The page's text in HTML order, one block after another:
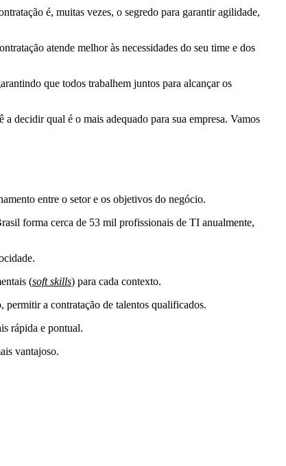
é, muitas vezes, o segredo para garantiragilidade,
atende melhor às necessidades do seu time e dos
que todos trabalhem juntos para alcançar os
decidir qual é o mais adequado para sua empresa. Vamos
entre o setor e os objetivos do negócio.
forma cerca de 53 mil profissionais de TI anualmente,
(soft skills) para cada contexto.
a contratação de talentos qualificados.
rápida e pontual.
vantajoso.